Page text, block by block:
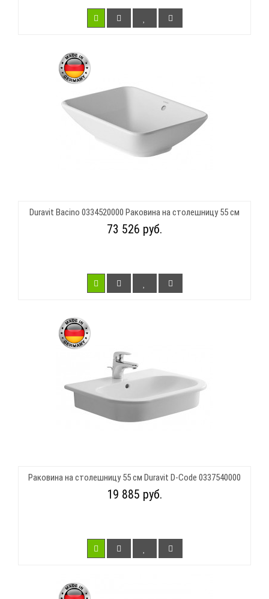
Duravit Bacino 0334520000 Раковина на столешницу 55 см
73 526 руб.
Раковина на столешницу 55 см Duravit D-Code 0337540000
19 885 руб.